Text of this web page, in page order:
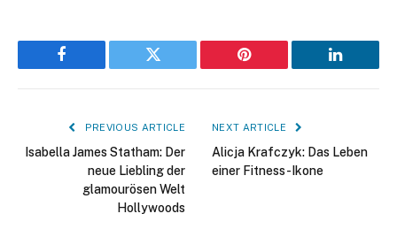
Facebook Twitter Pinterest LinkedIn
PREVIOUS ARTICLE
Isabella James Statham: Der
neue Liebling der
glamourösen Welt
Hollywoods
NEXT ARTICLE
Alicja Krafczyk: Das Leben
einer Fitness-Ikone